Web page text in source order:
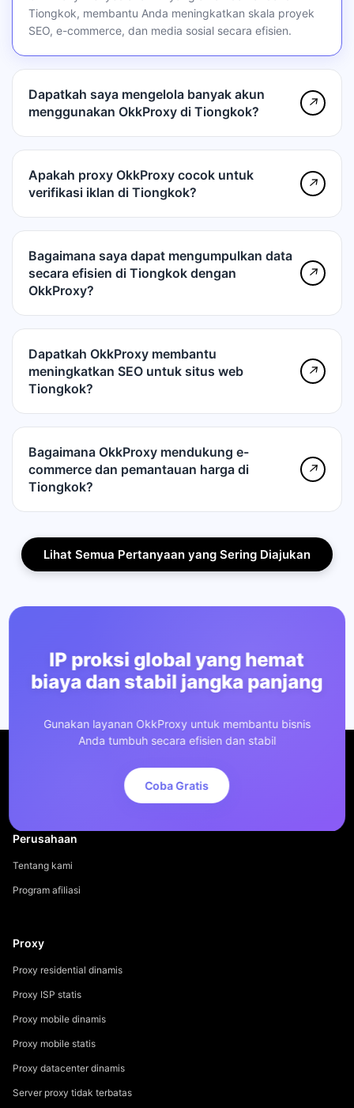
Tiongkok, membantu Anda meningkatkan skala proyek
SEO, e-commerce, dan media sosial secara efisien.
Dapatkah saya mengelola banyak akun
menggunakan OkkProxy di Tiongkok?
↗
Apakah proxy OkkProxy cocok untuk
verifikasi iklan di Tiongkok?
↗
Bagaimana saya dapat mengumpulkan data
secara efisien di Tiongkok dengan
OkkProxy?
↗
Dapatkah OkkProxy membantu
meningkatkan SEO untuk situs web
Tiongkok?
↗
Bagaimana OkkProxy mendukung e-
commerce dan pemantauan harga di
Tiongkok?
↗
Lihat Semua Pertanyaan yang Sering Diajukan
IP proksi global yang hemat
biaya dan stabil jangka panjang
Gunakan layanan OkkProxy untuk membantu bisnis
Anda tumbuh secara efisien dan stabil
Coba Gratis
Perusahaan
Tentang kami
Program afiliasi
Proxy
Proxy residential dinamis
Proxy ISP statis
Proxy mobile dinamis
Proxy mobile statis
Proxy datacenter dinamis
Server proxy tidak terbatas